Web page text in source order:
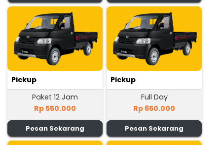
Pickup
Paket 12 Jam
Rp 550.000
Pesan Sekarang
Pickup
Full Day
Rp 650.000
Pesan Sekarang